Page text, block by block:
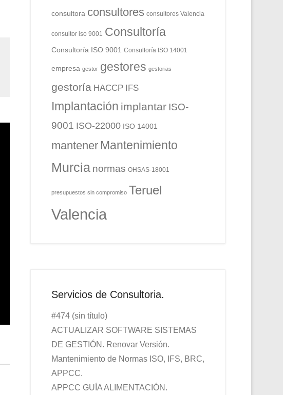
consultora consultores consultores Valencia
consultor iso 9001 Consultoría
Consultoría ISO 9001 Consultoría ISO 14001
empresa gestor gestores gestorias
gestoría HACCP IFS
Implantación implantar ISO-
9001 ISO-22000 ISO 14001
mantener Mantenimiento
Murcia normas OHSAS-18001
presupuestos sin compromiso Teruel
Valencia
Servicios de Consultoria.
#474 (sin título)
ACTUALIZAR SOFTWARE SISTEMAS
DE GESTIÓN. Renovar Versión.
Mantenimiento de Normas ISO, IFS, BRC,
APPCC.
APPCC GUÍA ALIMENTACIÓN.